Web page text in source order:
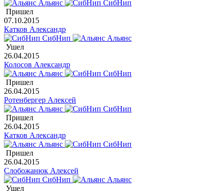
Альянс
СибНип
Пришел
07.10.2015
Катков Александр
СибНип
Альянс
Ушел
26.04.2015
Колосов Александр
Альянс
СибНип
Пришел
26.04.2015
Ротенбергер Алексей
Альянс
СибНип
Пришел
26.04.2015
Катков Александр
Альянс
СибНип
Пришел
26.04.2015
Слобожанюк Алексей
СибНип
Альянс
Ушел